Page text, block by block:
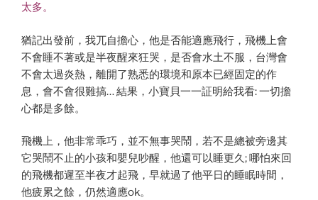
太多。
猶記出發前，我兀自擔心，他是否能適應飛行，飛機上會
不會睡不著或是半夜醒來狂哭，是否會水土不服，台灣會
不會太過炎熱，離開了熟悉的環境和原本已經固定的作
息，會不會很難搞… 結果，小寶貝一一証明給我看: 一切擔
心都是多餘。
飛機上，他非常乖巧，並不無事哭鬧，若不是總被旁邊其
它哭鬧不止的小孩和嬰兒吵醒，他還可以睡更久; 哪怕來回
的飛機都遲至半夜才起飛，早就過了他平日的睡眠時間，
他疲累之餘，仍然適應ok。